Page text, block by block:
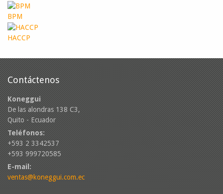
BPM
HACCP
Contáctenos
Koneggui
De las alondras 138 C3,
Quito - Ecuador
Teléfonos:
+593 2 3342537
+593 999720585
E-mail:
ventas@koneggui.com.ec